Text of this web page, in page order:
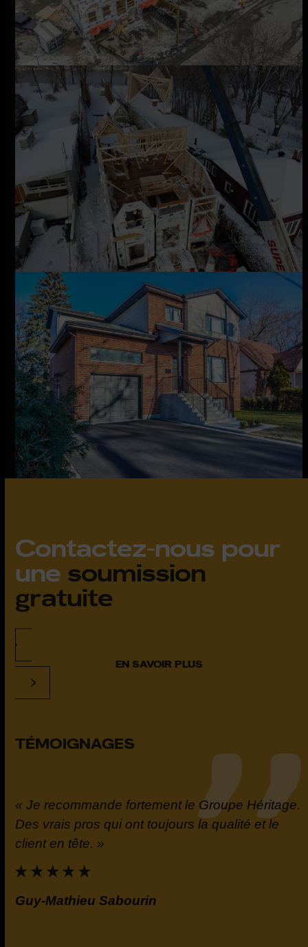
Contactez-nous pour
une soumission
gratuite
EN SAVOIR PLUS
TÉMOIGNAGES
« Je recommande fortement le Groupe Héritage.
Des vrais pros qui ont toujours la qualité et le
client en tête. »
Guy-Mathieu Sabourin